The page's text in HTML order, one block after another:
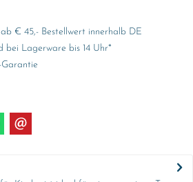
€ 45,- Bestellwert innerhalb DE
bei Lagerware bis 14 Uhr*